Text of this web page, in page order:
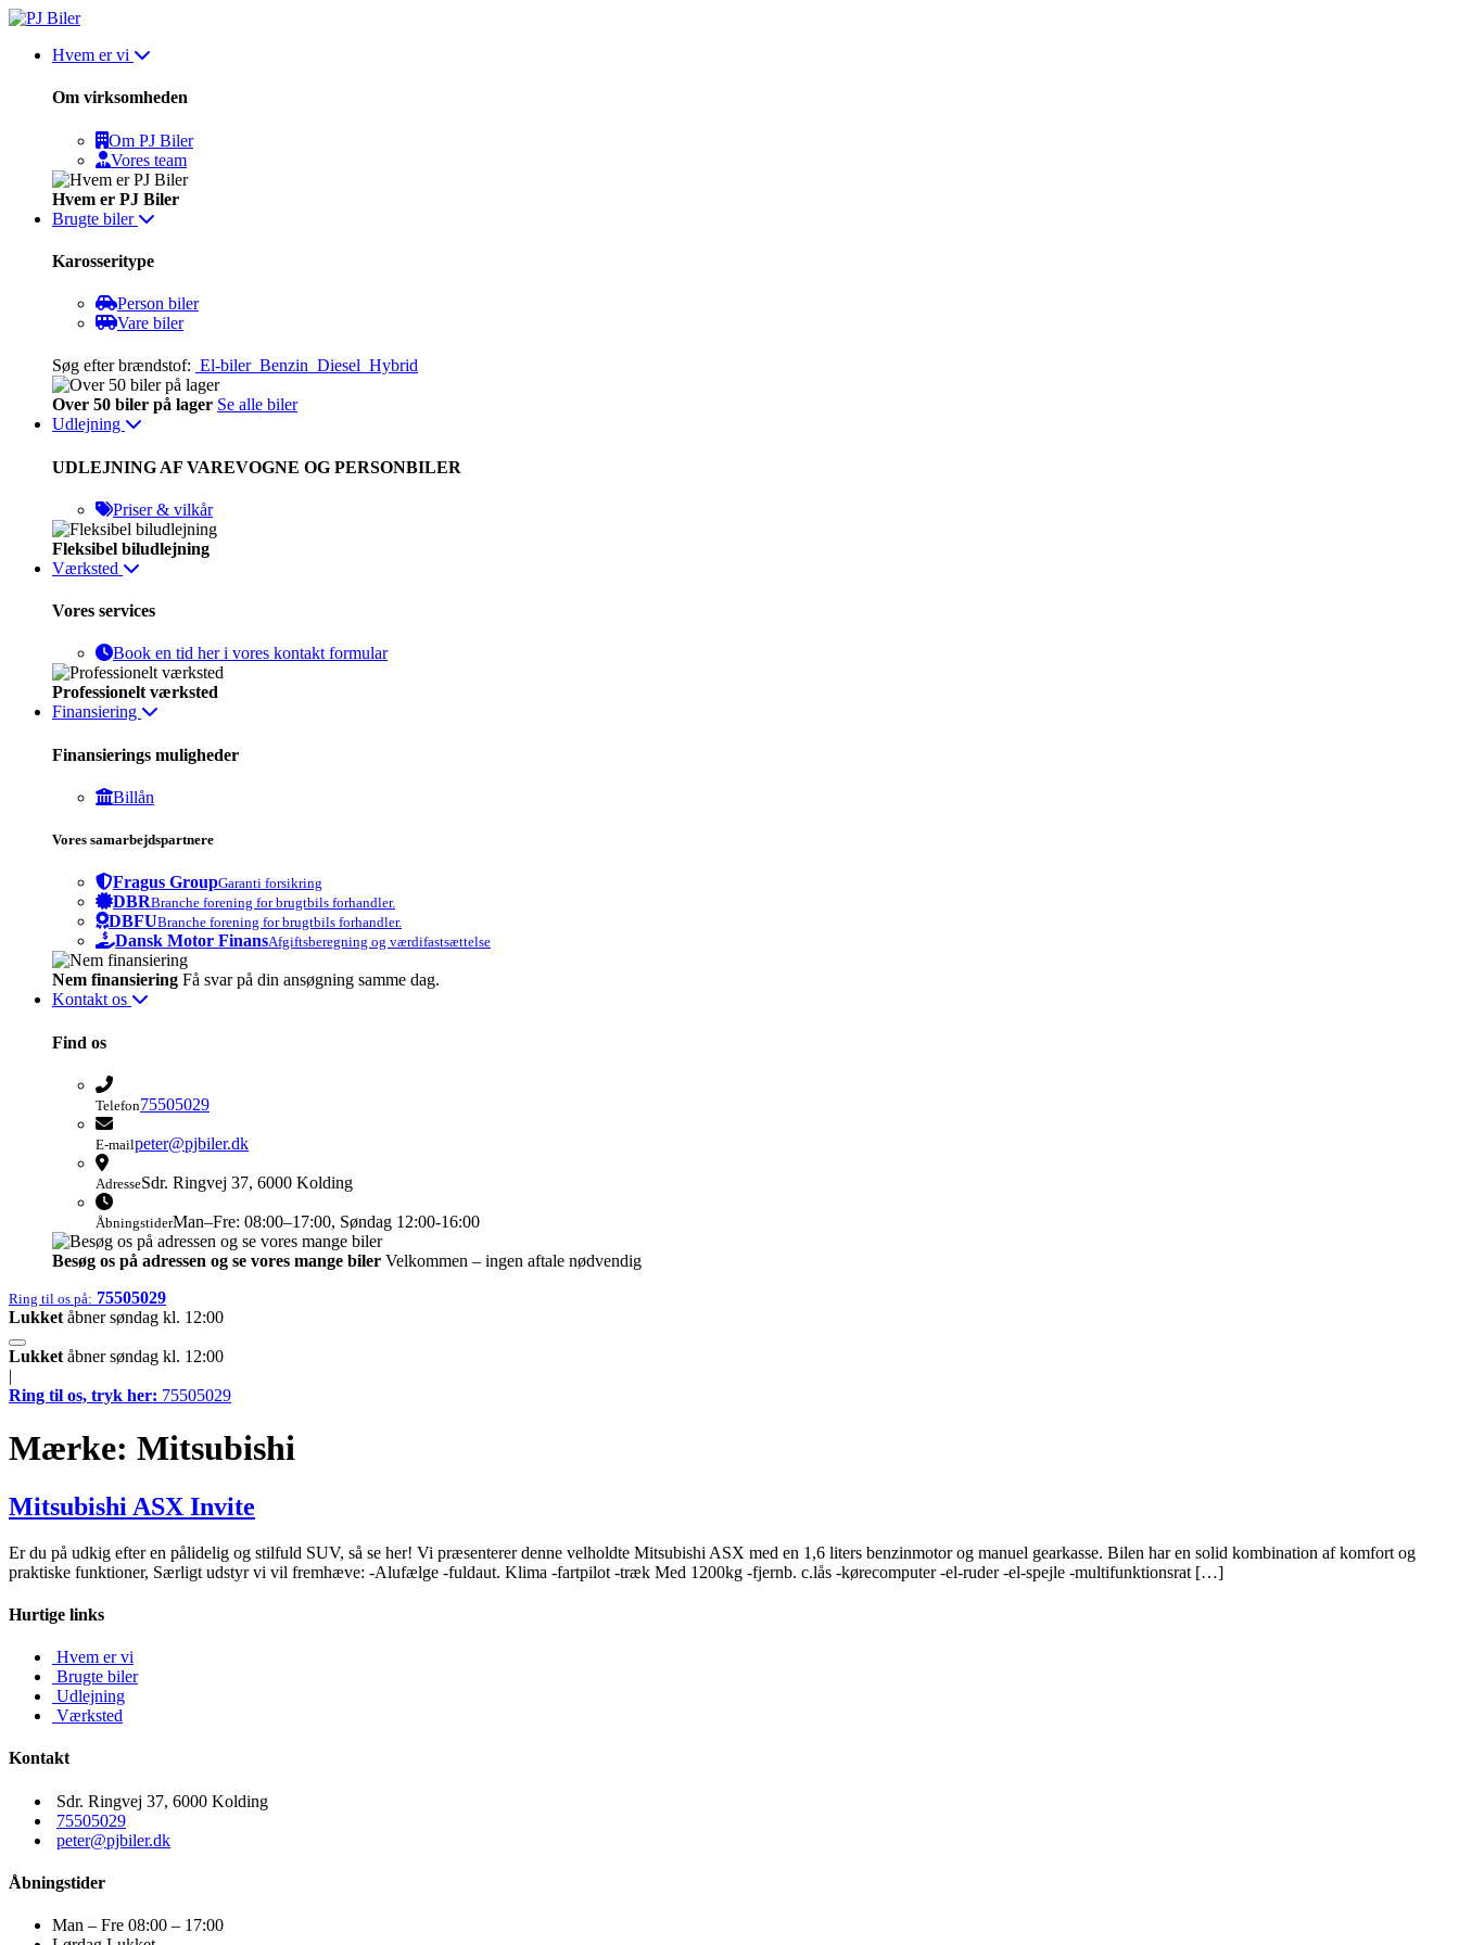
Skip
contentHvem er vi
Om virksomheden
Om PJ Biler
Vores team
Hvem er PJ Biler
Brugte biler
Karosseritype
Person biler
Vare biler
Søg efter brændstof: El-biler Benzin Diesel Hybrid
Over 50 biler på lager Se alle biler
Udlejning
UDLEJNING AF VAREVOGNE OG PERSONBILER
Priser & vilkår
Fleksibel biludlejning
Værksted
Vores services
Book en tid her i vores kontakt formular
Professionelt værksted
Finansiering
Finansierings muligheder
Billån
Vores samarbejdspartnere
Fragus GroupGaranti forsikring
DBRBranche forening for brugtbils forhandler.
DBFUBranche forening for brugtbils forhandler.
Dansk Motor FinansAfgiftsberegning og værdifastsættelse
Nem finansiering Få svar på din ansøgning samme dag.
Kontakt os
Find os
Telefon75505029
E-mailpeter@pjbiler.dk
AdresseSdr. Ringvej 37, 6000 Kolding​
ÅbningstiderMan–Fre: 08:00–17:00, Søndag 12:00-16:00
Besøg os på adressen og se vores mange biler Velkommen – ingen aftale nødvendig
Ring til os på: 75505029
Lukket åbner søndag kl. 12:00
Lukket åbner søndag kl. 12:00
|
Ring til os, tryk her: 75505029
Mærke: Mitsubishi
Mitsubishi ASX Invite
Er du på udkig efter en pålidelig og stilfuld SUV, så se her! Vi præsenterer denne velholdte Mitsubishi ASX med en 1,6 liters benzinmotor og manuel gearkasse. Bilen har en solid kombination af komfort og
praktiske funktioner, Særligt udstyr vi vil fremhæve: -Alufælge -fuldaut. Klima -fartpilot -træk Med 1200kg -fjernb. c.lås -kørecomputer -el-ruder -el-spejle -multifunktionsrat […]
Hurtige links
Hvem er vi
Brugte biler
Udlejning
Værksted
Kontakt
Sdr. Ringvej 37, 6000 Kolding​
75505029
peter@pjbiler.dk
Åbningstider
Man – Fre 08:00 – 17:00